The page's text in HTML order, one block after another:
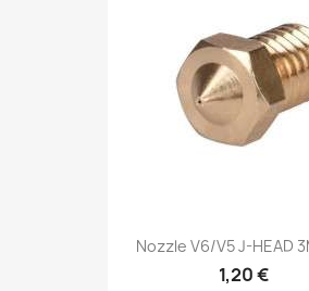
Nozzle V6/V5 J-HEAD
1,20 €